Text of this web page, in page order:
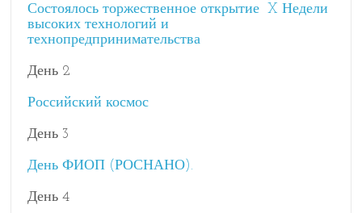
Состоялось торжественное открытие X Недели
высоких технологий и
технопредпринимательства
День 2
Российский космос
День 3
День ФИОП (РОСНАНО).
День 4